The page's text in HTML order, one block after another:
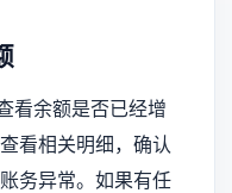
看余额是否已经增
看相关明细，确认
务异常。如果有任